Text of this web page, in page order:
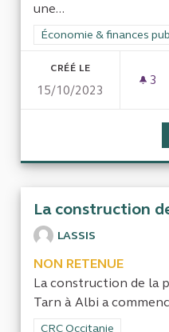
une...
Filtrer les résultats de la
Économie & finances
CRÉÉ LE
15/10/2023
3
La construction
LASSIS
NON RETENUE
La construction de la
Tarn à Albi a
Filtrer les résultats de la
CRC Occitanie